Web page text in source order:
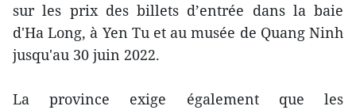
sur les prix des billets d’entrée dans la baie
d'Ha Long, à Yen Tu et au musée de Quang Ninh
jusqu'au 30 juin 2022.
La province exige également que les